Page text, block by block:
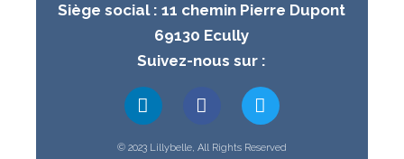
Siège social : 11 chemin Pierre Dupont
69130 Ecully
Suivez-nous sur :
© 2023 Lillybelle, All Rights Reserved